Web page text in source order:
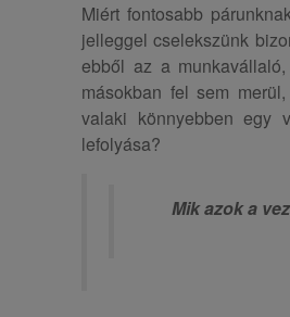
Miért fontosabb
jelleggel cselekszünk
ebből az a
másokban fel sem
valaki könnyebben egy
lefolyása?
Mik azok a